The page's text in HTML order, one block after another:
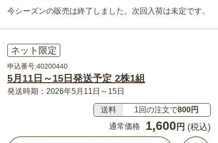
今シーズンの販売は終了しました。次回入荷は未定です。
ネット限定
申込番号:40200440
5月11日～15日発送予定 2株1組
発送時期：2026年5月11日～15日
送料 1回の注文で800円
通常価格
1,600 円 (税込)